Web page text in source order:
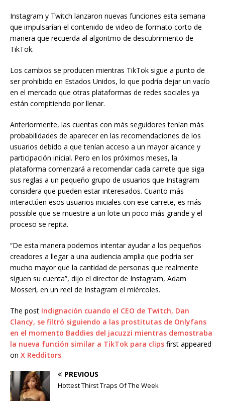
Instagram y Twitch lanzaron nuevas funciones esta semana
que impulsarían el contenido de video de formato corto de
manera que recuerda al algoritmo de descubrimiento de
TikTok.
Los cambios se producen mientras TikTok sigue a punto de
ser prohibido en Estados Unidos, lo que podría dejar un vacío
en el mercado que otras plataformas de redes sociales ya
están compitiendo por llenar.
Anteriormente, las cuentas con más seguidores tenían más
probabilidades de aparecer en las recomendaciones de los
usuarios debido a que tenían acceso a un mayor alcance y
participación inicial. Pero en los próximos meses, la
plataforma comenzará a recomendar cada carrete que siga
sus reglas a un pequeño grupo de usuarios que Instagram
considera que pueden estar interesados. Cuanto más
interactúen esos usuarios iniciales con ese carrete, es más
possible que se muestre a un lote un poco más grande y el
proceso se repita.
“De esta manera podemos intentar ayudar a los pequeños
creadores a llegar a una audiencia amplia que podría ser
mucho mayor que la cantidad de personas que realmente
siguen su cuenta”, dijo el director de Instagram, Adam
Mosseri, en un reel de Instagram el miércoles.
The post Indignación cuando el CEO de Twitch, Dan
Clancy, se filtró siguiendo a las prostitutas de Onlyfans
en el momento Baddies del jacuzzi mientras demostraba
la nueva función similar a TikTok para clips first appeared
on X Redditors.
PREVIOUS
Hottest Thirst Traps Of The Week